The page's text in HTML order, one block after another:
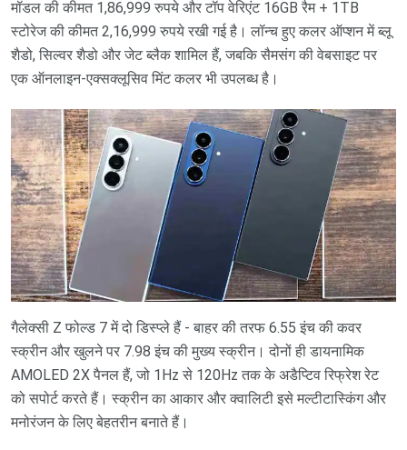
मॉडल की कीमत 1,86,999 रुपये और टॉप वेरिएंट 16GB रैम + 1TB
स्टोरेज की कीमत 2,16,999 रुपये रखी गई है। लॉन्च हुए कलर ऑप्शन में ब्लू
शैडो, सिल्वर शैडो और जेट ब्लैक शामिल हैं, जबकि सैमसंग की वेबसाइट पर
एक ऑनलाइन-एक्सक्लूसिव मिंट कलर भी उपलब्ध है।
गैलेक्सी Z फोल्ड 7 में दो डिस्प्ले हैं - बाहर की तरफ 6.55 इंच की कवर
स्क्रीन और खुलने पर 7.98 इंच की मुख्य स्क्रीन। दोनों ही डायनामिक
AMOLED 2X पैनल हैं, जो 1Hz से 120Hz तक के अडैप्टिव रिफ्रेश रेट
को सपोर्ट करते हैं। स्क्रीन का आकार और क्वालिटी इसे मल्टीटास्किंग और
मनोरंजन के लिए बेहतरीन बनाते हैं।